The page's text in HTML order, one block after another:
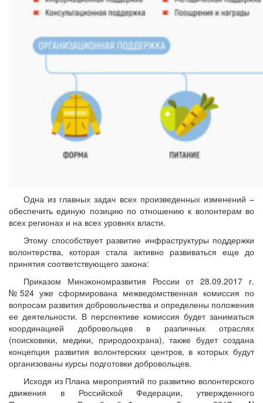
Одна из главных задач всех произведенных изменений –
обеспечить единую позицию по отношению к волонтерам во
всех регионах и на всех уровнях власти.
Этому способствует развитие инфраструктуры поддержки
волонтерства, которая стала активно развиваться еще до
принятия соответствующего закона:
Приказом Минэкономразвития России от 28.09.2017 г.
№524 уже сформирована межведомственная комиссия по
вопросам развития добровольчества и определены положения
ее деятельности. В перспективе комиссия будет заниматься
координацией добровольцев в различных отраслях
(поисковики, медики, природоохрана), также будет создана
концепция развития волонтерских центров, в которых будут
организованы курсы подготовки добровольцев.
Исходя из Плана мероприятий по развитию волонтерского
движения в Российской Федерации, утвержденного